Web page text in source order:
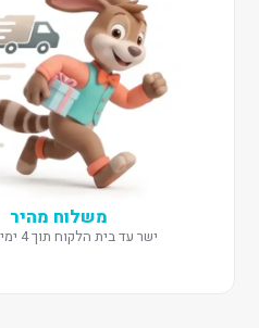
משלוח מהיר
ישר עד בית הלקוח תוך 4 ימי עסקים